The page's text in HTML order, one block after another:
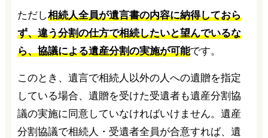
ただし相続人全員が遺言書の内容に納得しておら
ず、違う分割の仕方で相続したいと望んでいるな
ら、協議による遺産分割の実施が可能です。
このとき、遺言で相続人以外の人への遺贈を指定
している場合、遺贈を受けた受遺者も遺産分割協
議の実施に同意していなければいけません。遺産
分割協議で相続人・受遺者全員が合意すれば、遺